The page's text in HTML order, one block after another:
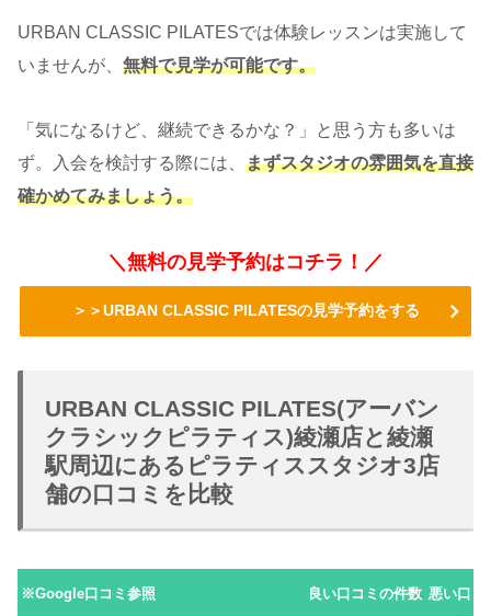
URBAN CLASSIC PILATESでは体験レッスンは実施して
いませんが、 無料で見学が可能です。
「気になるけど、継続できるかな？」と思う方も多いは
ず。入会を検討する際には、 まずスタジオの雰囲気を直接
確かめてみましょう。
＼無料の見学予約はコチラ！／
＞＞URBAN CLASSIC PILATESの見学予約をする
URBAN CLASSIC PILATES(アーバン
クラシックピラティス)綾瀬店と綾瀬
駅周辺にあるピラティススタジオ3店
舗の口コミを比較
※Google口コミ参照 良い口コミの件数 悪い口コ